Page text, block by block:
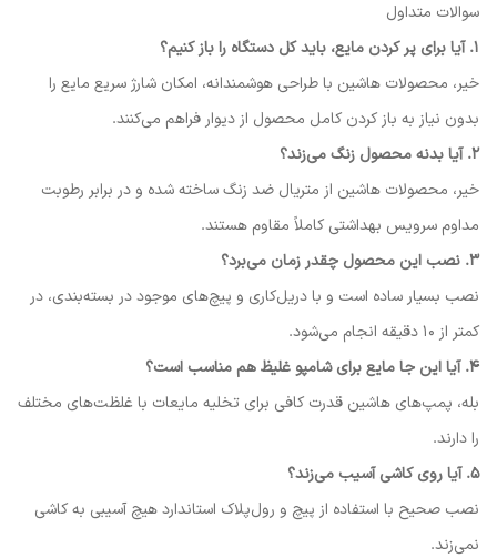
سوالات متداول
۱. آیا برای پر کردن مایع، باید کل دستگاه را باز کنیم؟
خیر، محصولات هاشین با طراحی هوشمندانه، امکان شارژ سریع مایع را
بدون نیاز به باز کردن کامل محصول از دیوار فراهم می‌کنند.
۲. آیا بدنه محصول زنگ می‌زند؟
خیر، محصولات هاشین از متریال ضد زنگ ساخته شده و در برابر رطوبت
مداوم سرویس بهداشتی کاملاً مقاوم هستند.
۳. نصب این محصول چقدر زمان می‌برد؟
نصب بسیار ساده است و با دریل‌کاری و پیچ‌های موجود در بسته‌بندی، در
کمتر از ۱۰ دقیقه انجام می‌شود.
۴. آیا این جا مایع برای شامپو غلیظ هم مناسب است؟
بله، پمپ‌های هاشین قدرت کافی برای تخلیه مایعات با غلظت‌های مختلف
را دارند.
۵. آیا روی کاشی آسیب می‌زند؟
نصب صحیح با استفاده از پیچ و رول‌پلاک استاندارد هیچ آسیبی به کاشی
نمی‌زند.